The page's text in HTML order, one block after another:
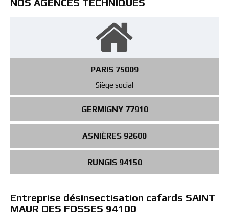
PARIS 75009
Siège social
GERMIGNY 77910
ASNIÈRES 92600
RUNGIS 94150
Entreprise désinsectisation cafards SAINT
MAUR DES FOSSES 94100